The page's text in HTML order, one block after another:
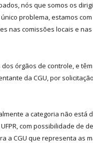
nós que somos os
problema, estamos
comissões locais e
órgãos de controle, e
da CGU, por
a categoria não está
com possibilidade de
a CGU que representa as